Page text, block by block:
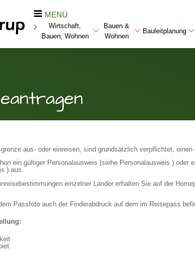
MENÜ
Wirtschaft,
Bauen, Wohnen
Bauen &
Wohnen
Bauleitplanung
aus- oder einreisen, sind grundsätzlich verpflichtet, einen
ein gültiger Personalausweis (siehe Personalausweis ) oder
) aus.
einzelner Länder erhalten Sie auf der
Passfoto auch der Finderabdruck auf dem im Reisepass